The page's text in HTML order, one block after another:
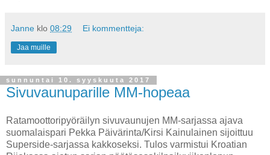
Janne klo 08:29 Ei kommentteja:
Jaa muille
sunnuntai 10. syyskuuta 2017
Sivuvaunuparille MM-hopeaa
Ratamoottoripyöräilyn sivuvaunujen MM-sarjassa ajava
suomalaispari Pekka Päivärinta/Kirsi Kainulainen sijoittuu
Superside-sarjassa kakkoseksi. Tulos varmistui Kroatian